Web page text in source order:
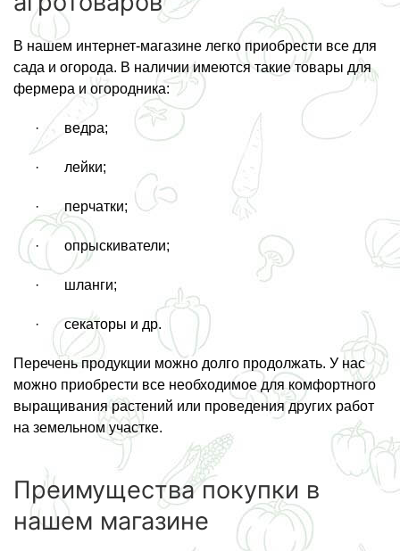
В нашем интернет-магазине легко приобрести все для
сада и огорода. В наличии имеются такие товары для
фермера и огородника:
· ведра;
· лейки;
· перчатки;
· опрыскиватели;
· шланги;
· секаторы и др.
Перечень продукции можно долго продолжать. У нас
можно приобрести все необходимое для комфортного
выращивания растений или проведения других работ
на земельном участке.
Преимущества покупки в
нашем магазине